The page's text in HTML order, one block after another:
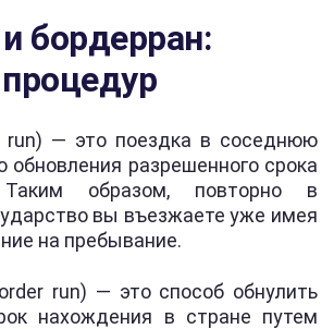
бордерран:
run) — это поездка в соседнюю
обновления разрешенного срока
Таким образом, повторно в
вы въезжаете уже имея
на пребывание.
run) — это способ обнулить
нахождения в стране путем